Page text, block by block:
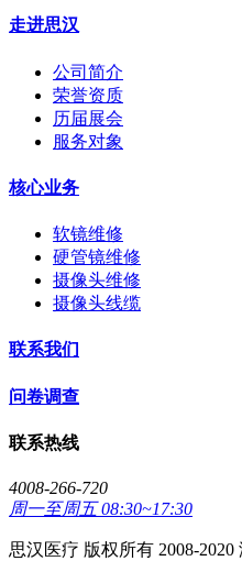
走进思汉
公司简介
荣誉资质
历届展会
服务对象
核心业务
软镜维修
硬管镜维修
摄像头维修
摄像头线缆
联系我们
问卷调查
联系热线
4008-266-720
周一至周五 08:30~17:30
思汉医疗 版权所有 2008-2020